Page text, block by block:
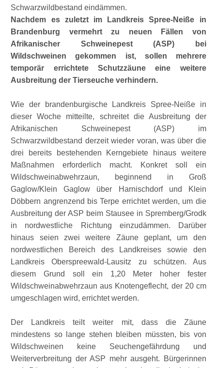
Schwarzwildbestand eindämmen.
Nachdem es zuletzt im Landkreis Spree-Neiße in
Brandenburg vermehrt zu neuen Fällen von
Afrikanischer Schweinepest (ASP) bei
Wildschweinen gekommen ist, sollen mehrere
temporär errichtete Schutzzäune eine weitere
Ausbreitung der Tierseuche verhindern.
Wie der brandenburgische Landkreis Spree-Neiße in
dieser Woche mitteilte, schreitet die Ausbreitung der
Afrikanischen Schweinepest (ASP) im
Schwarzwildbestand derzeit wieder voran, was über die
drei bereits bestehenden Kerngebiete hinaus weitere
Maßnahmen erforderlich macht. Konkret soll ein
Wildschweinabwehrzaun, beginnend in Groß
Gaglow/Klein Gaglow über Harnischdorf und Klein
Döbbern angrenzend bis Terpe errichtet werden, um die
Ausbreitung der ASP beim Stausee in Spremberg/Grodk
in nordwestliche Richtung einzudämmen. Darüber
hinaus seien zwei weitere Zäune geplant, um den
nordwestlichen Bereich des Landkreises sowie den
Landkreis Oberspreewald-Lausitz zu schützen. Aus
diesem Grund soll ein 1,20 Meter hoher fester
Wildschweinabwehrzaun aus Knotengeflecht, der 20 cm
umgeschlagen wird, errichtet werden.
Der Landkreis teilt weiter mit, dass die Zäune
mindestens so lange stehen bleiben müssten, bis von
Wildschweinen keine Seuchengefährdung und
Weiterverbreitung der ASP mehr ausgeht. Bürgerinnen